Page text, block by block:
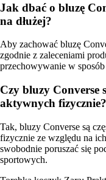
Jak dbać o bluzę
na dłużej?
Aby zachować bluzę
zgodnie z zaleceniami
przechowywanie w sposób
Czy bluzy Converse
aktywnych fizycznie?
Tak, bluzy Converse są
fizycznie ze względu na
swobodnie poruszać się
sportowych.